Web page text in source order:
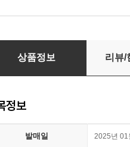
틴 타란티노 영화음악 모음
상품정보 리뷰/
정보
발매일 2025년 01